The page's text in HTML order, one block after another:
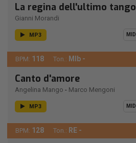
La regina dell'ultimo tango
Gianni Morandi
MP3 MIDI
BPM: 118 Ton.: MIb -
Canto d'amore
Angelina Mango - Marco Mengoni
MP3 MIDI
BPM: 128 Ton.: RE -